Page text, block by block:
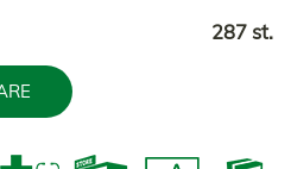
287 st.